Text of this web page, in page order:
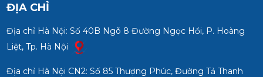
ĐỊA CHỈ
Địa chỉ Hà Nội: Số 40B Ngõ 8 Đường Ngọc Hồi, P. Hoàng
Liệt, Tp. Hà Nội
Địa chỉ Hà Nội CN2: Số 85 Thượng Phúc, Đường Tả Thanh